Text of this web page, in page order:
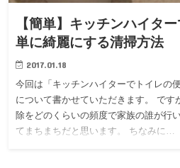
【簡単】キッチンハイタ
単に綺麗にする清掃方法
2017.01.18
今回は「キッチンハイターでトイレの
について書かせていただきます。 です
除をどのくらいの頻度で家族の誰が行
てまちまちだと思います。 ちなみに…